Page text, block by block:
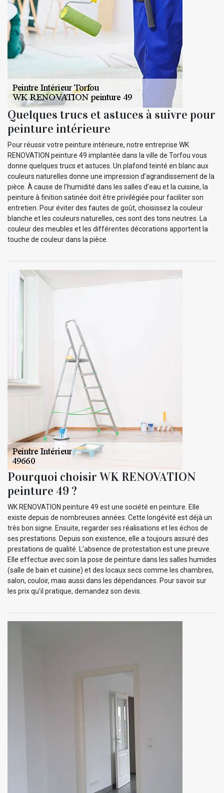
Quelques trucs et astuces à suivre pour
peinture intérieure
Pour réussir votre peinture intérieure, notre entreprise WK
RENOVATION peinture 49 implantée dans la ville de Torfou vous
donne quelques trucs et astuces. Un plafond teinté en blanc aux
couleurs naturelles donne une impression d’agrandissement de la
pièce. À cause de l’humidité dans les salles d’eau et la cuisine, la
peinture à finition satinée doit être privilégiée pour faciliter son
entretien. Pour éviter des fautes de goût, choisissez la couleur
blanche et les couleurs naturelles, ces sont des tons neutres. La
couleur des meubles et les différentes décorations apportent la
touche de couleur dans la pièce.
Pourquoi choisir WK RENOVATION
peinture 49 ?
WK RENOVATION peinture 49 est une société en peinture. Elle
existe depuis de nombreuses années. Cette longévité est déjà un
très bon signe. Ensuite, regarder ses réalisations et les échos de
ses prestations. Depuis son existence, elle a toujours assuré des
prestations de qualité. L’absence de protestation est une preuve.
Elle effectue avec soin la pose de peinture dans les salles humides
(salle de bain et cuisine) et des locaux secs comme les chambres,
salon, couloir, mais aussi dans les dépendances. Pour savoir sur
les prix qu’il pratique, demandez son devis.